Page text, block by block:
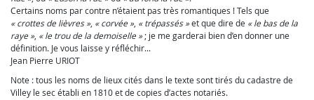
Certains noms par contre n’étaient pas très romantiques ! Tels que
« crottes de lièvres », « corvée », « trépassés »et que dire de « le bas de la
raye », « le trou de la demoiselle »; je me garderai bien d’en donner une
définition. Je vous laisse y réfléchir...
Jean Pierre URIOT
Note : tous les noms de lieux cités dans le texte sont tirés du cadastre de
Villey le sec établi en 1810 et de copies d’actes notariés.